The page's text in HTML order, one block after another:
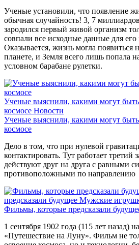
Ученые установили, что появление
обычная случайность! 3, 7
зародился первый живой организм
совпали все исходные данные для его
Оказывается, жизнь могла появиться
планете, и Земля всего лишь попала
условном барабане рулетки.
Ученые выяснили, какими могут быть
космосе Новости
Ученые выяснили, какими могут быть
космосе
Дело в том, что при нулевой
контактировать. Тут работает третий
действуют друг на друга с равными
противоположными по направлению
предсказали будущее Мужские
Фильмы, которые предсказали
1 сентября 1902 года (115 лет назад)
«Путешествие на Луну». Фильм не